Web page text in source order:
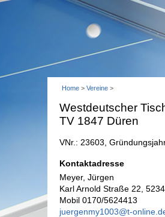
Home > Vereine >
Westdeutscher
TV 1847 Düren
VNr.: 23603,
Kontaktadresse
Meyer, Jürgen
Karl Arnold Straße 22,
Mobil 0170/5624413
juergenmy1003@t-